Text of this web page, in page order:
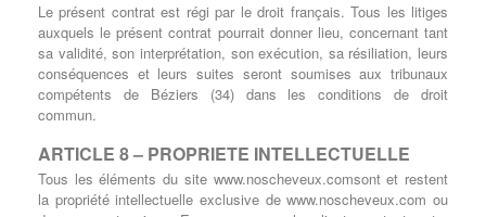
Le présent contrat est régi par le droit français. Tous les litiges
auxquels le présent contrat pourrait donner lieu, concernant tant
sa validité, son interprétation, son exécution, sa résiliation, leurs
conséquences et leurs suites seront soumises aux tribunaux
compétents de Béziers (34) dans les conditions de droit
commun.
ARTICLE 8 – PROPRIETE INTELLECTUELLE
Tous les éléments du site www.noscheveux.comsont et restent
la propriété intellectuelle exclusive de www.noscheveux.com ou